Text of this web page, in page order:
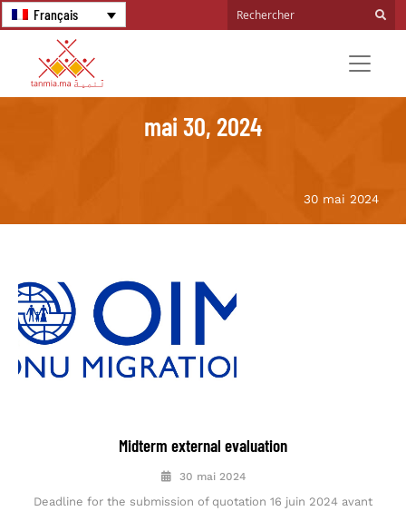
Français
mai 30, 2024
30 mai 2024
Midterm external evaluation
30 mai 2024
Deadline for the submission of quotation 16 juin 2024 avant